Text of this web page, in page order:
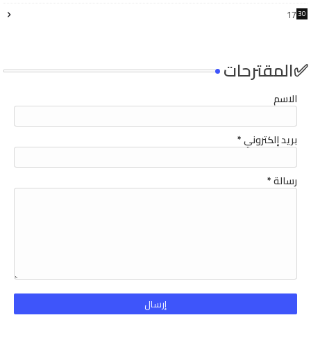
1730
4
✅المقترحات
الاسم
بريد إلكتروني*
رسالة*